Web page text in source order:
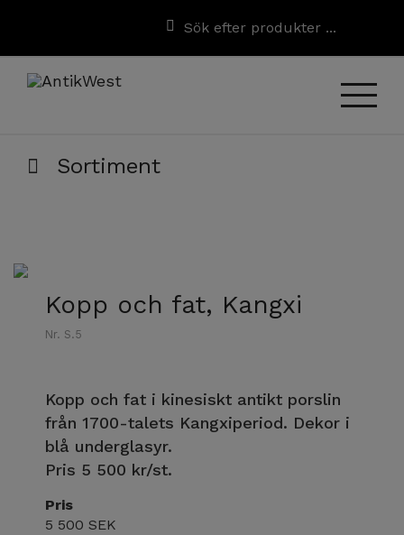
Sortiment
Kopp och fat, Kangxi
Nr. S.5
Kopp och fat i kinesiskt antikt porslin
från 1700-talets Kangxiperiod. Dekor i
blå underglasyr.
Pris 5 500 kr/st.
Pris
5 500 SEK